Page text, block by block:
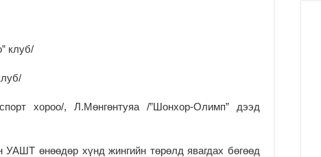
клуб/
хороо/, Л.Мөнгөнтуяа /”Шонхор-Олимп” дээд
өнөөдөр хүнд жингийн төрөлд явагдах бөгөөд